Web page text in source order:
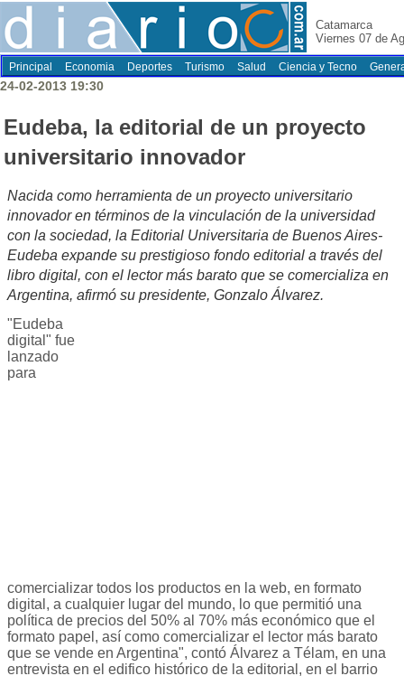
Catamarca
Viernes 07 de
Principal Economia Deportes Turismo Salud Ciencia y Tecno
24-02-2013 19:30
Eudeba, la editorial de un proyecto
universitario innovador
Nacida como herramienta de un proyecto universitario
innovador en términos de la vinculación de la universidad
con la sociedad, la Editorial Universitaria de Buenos Aires-
Eudeba expande su prestigioso fondo editorial a través del
libro digital, con el lector más barato que se comercializa en
Argentina, afirmó su presidente, Gonzalo Álvarez.
"Eudeba
digital" fue
lanzado
para
comercializar todos los productos en la web, en formato
digital, a cualquier lugar del mundo, lo que permitió una
política de precios del 50% al 70% más económico que el
formato papel, así como comercializar el lector más barato
que se vende en Argentina", contó Álvarez a Télam, en una
entrevista en el edifico histórico de la editorial, en el barrio